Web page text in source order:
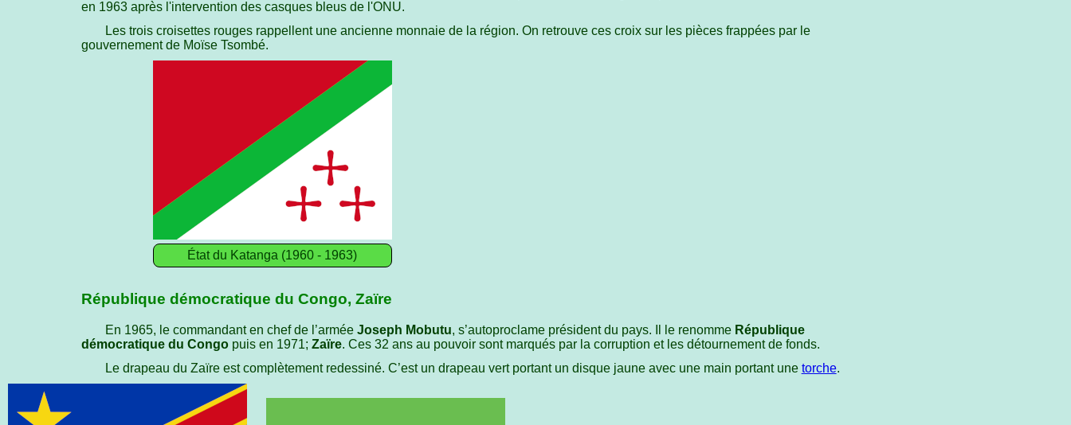
en 1963 après l'intervention des casques bleus de l'ONU.
Les trois croisettes rouges rappellent une ancienne monnaie de la région. On retrouve ces croix sur les pièces frappées par le
gouvernement de Moïse Tsombé.
État du Katanga (1960 - 1963)
République démocratique du Congo, Zaïre
En 1965, le commandant en chef de l’armée Joseph Mobutu, s’autoproclame président du pays. Il le renomme République
démocratique du Congo puis en 1971;Zaïre. Ces 32 ans au pouvoir sont marqués par la corruption et les détournement de fonds.
Le drapeau du Zaïre est complètement redessiné. C’est un drapeau vert portant un disque jaune avec une main portant une torche.